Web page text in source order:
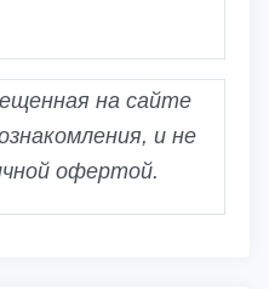
на сайте
и не
офертой.